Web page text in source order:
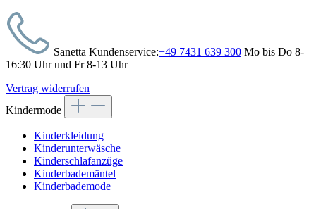
Sanetta Kundenservice:+49 7431 639 300 Mo bis Do 8-
16:30 Uhr und Fr 8-13 Uhr
Vertrag widerrufen
Kindermode
Kinderkleidung
Kinderunterwäsche
Kinderschlafanzüge
Kinderbademäntel
Kinderbademode